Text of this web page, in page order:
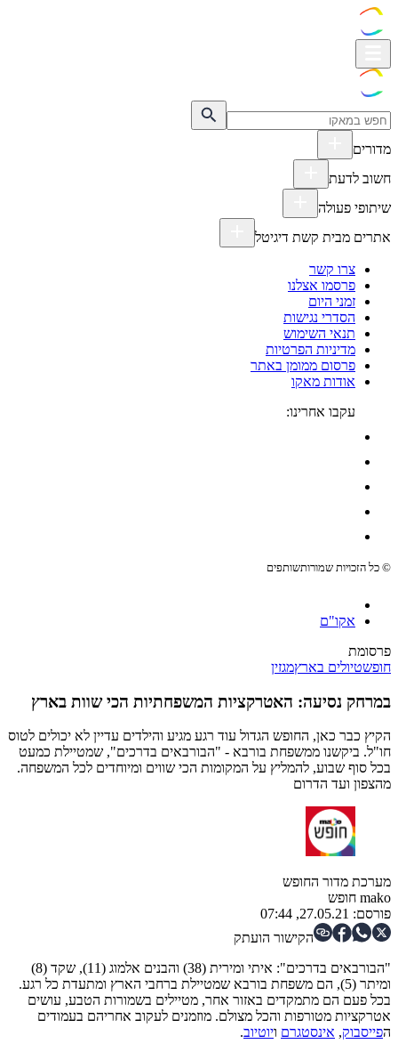
מדורים
חשוב לדעת
שיתופי פעולה
אתרים מבית קשת דיגיטל
צרו קשר
פרסמו אצלנו
זמני היום
הסדרי נגישות
תנאי השימוש
מדיניות הפרטיות
פרסום ממומן באתר
אודות מאקו
עקבו אחרינו:
© כל הזכויות שמורותשותפים
אקו"ם
פרסומת
חופשטיולים בארץמגזין
במרחק נסיעה: האטרקציות המשפחתיות הכי שוות בארץ
הקיץ כבר כאן, החופש הגדול עוד רגע מגיע והילדים עדיין לא יכולים לטוס
חו"ל. ביקשנו ממשפחת בורבא - "הבורבאים בדרכים", שמטיילת כמעט
בכל סוף שבוע, להמליץ על המקומות הכי שווים ומיוחדים לכל המשפחה.
מהצפון ועד הדרום
מערכת מדור החופש
mako חופש
פורסם: 27.05.21, 07:44
הקישור הועתק
"הבורבאים בדרכים": איתי ומירית (38) והבנים אלמוג (11), שקד (8)
ומיתר (5), הם משפחת בורבא שמטיילת ברחבי הארץ ומתעדת כל רגע.
בכל פעם הם מתמקדים באזור אחר, מטיילים בשמורות הטבע, עושים
אטרקציות מטורפות והכל מצולם. מוזמנים לעקוב אחריהם בעמודים
הפייסבוק, אינסטגרם ויוטיוב.